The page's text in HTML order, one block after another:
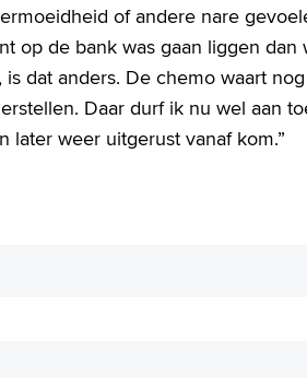
of andere nare
op de bank was gaan liggen dan
dat anders. De chemo waart
Daar durf ik nu wel aan
weer uitgerust vanaf kom.”